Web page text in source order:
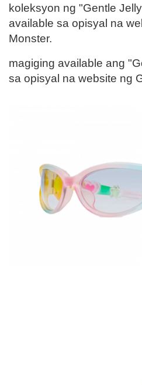
koleksyon ng "Gentle
available sa opisyal na
Monster.
magiging available ang
sa opisyal na website ng